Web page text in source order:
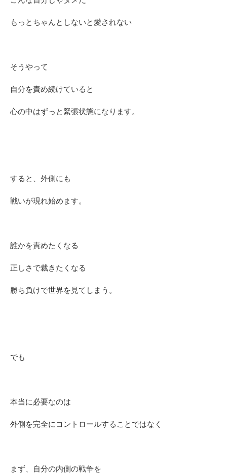
もっとちゃんとしないと愛されない
そうやって
自分を責め続けていると
心の中はずっと緊張状態になります。
すると、外側にも
戦いが現れ始めます。
誰かを責めたくなる
正しさで裁きたくなる
勝ち負けで世界を見てしまう。
でも
本当に必要なのは
外側を完全にコントロールすることではなく
まず、自分の内側の戦争を